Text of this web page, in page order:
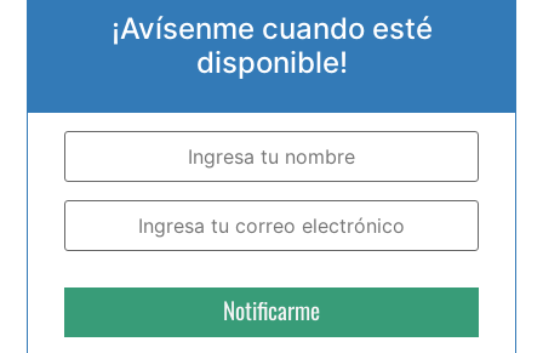
¡Avísenme cuando esté
disponible!
Notificarme